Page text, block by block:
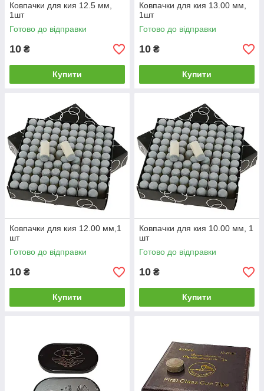
Ковпачки для кия 12.5 мм,
1шт
Готово до відправки
10 ₴
Купити
Ковпачки для кия 13.00 мм,
1шт
Готово до відправки
10 ₴
Купити
Ковпачки для кия 12.00 мм,1
шт
Готово до відправки
10 ₴
Купити
Ковпачки для кия 10.00 мм, 1
шт
Готово до відправки
10 ₴
Купити